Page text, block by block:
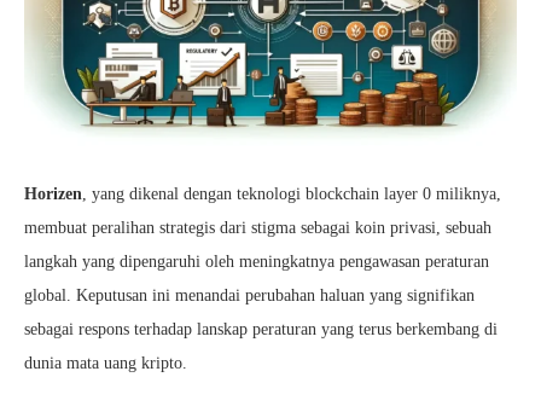
Horizen , yang dikenal dengan teknologi blockchain layer 0 miliknya,
membuat peralihan strategis dari stigma sebagai koin privasi, sebuah
langkah yang dipengaruhi oleh meningkatnya pengawasan peraturan
global. Keputusan ini menandai perubahan haluan yang signifikan
sebagai respons terhadap lanskap peraturan yang terus berkembang di
dunia mata uang kripto.